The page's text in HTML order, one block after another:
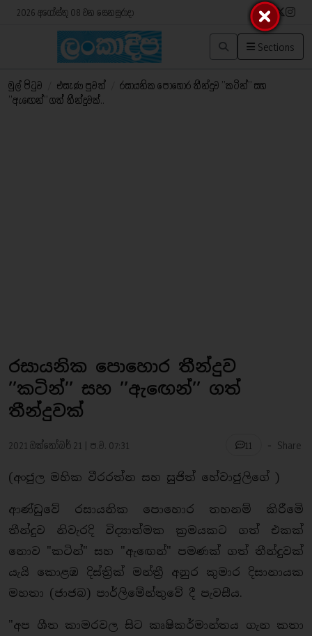
2026 අගෝස්තු 08 වන සෙනසුරාදා
Sections
මුල් පිටුව එසැණ පුවත්
රසායනික පොහොර තීන්දුව ’’කටින්’’ සහ
’’ඇඟෙන්’’ ගත් තීන්දුවක්..
රසායනික පොහොර තීන්දුව
’’කටින්’’ සහ ’’ඇඟෙන්’’ ගත්
තීන්දුවක්
2021 ඔක්තෝබර් 21 | ප.ව. 07:31 11 - Share
(අංජුල මහික වීරරත්න සහ සුජිත් හේවාජුලිගේ )
ආණ්ඩුවේ රසායනික පොහොර තහනම් කිරීමෙි
තීන්දුව නිවැරදි විද්‍යාත්මක ක්‍රමයකට ගත් එකක්
නොව "කටින්" සහ "ඇඟෙන්" පමණක් ගත් තීන්දුවක්
යැයි කොළඹ දිස්ත්‍රික් මන්ත්‍රී අනුර කුමාර දිසානායක
මහතා (ජාජබ) පාර්ලිමේන්තුවේ දී පැවසීය.
"අප ශීත කාමරවල සිට කෘෂිකර්මාන්තය ගැන කතා